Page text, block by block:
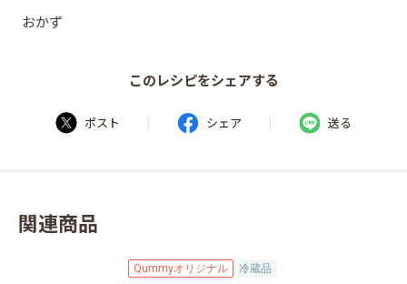
おかず
このレシピをシェアする
ポスト | シェア | 送る
関連商品
Qummyオリジナル 冷蔵品